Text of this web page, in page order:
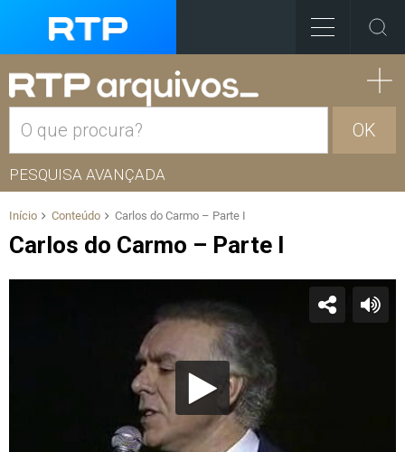
OK
PESQUISA AVANÇADA
Início Conteúdo Carlos do Carmo – Parte I
Carlos do Carmo – Parte I